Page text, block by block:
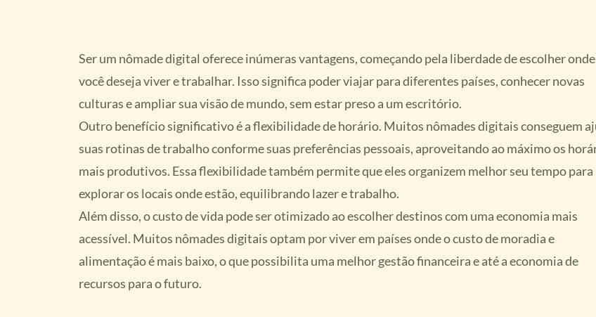
Ser um nômade digital oferece inúmeras vantagens, começando pela liberdade de escolher onde
você deseja viver e trabalhar. Isso significa poder viajar para diferentes países, conhecer novas
culturas e ampliar sua visão de mundo, sem estar preso a um escritório.
Outro benefício significativo é a flexibilidade de horário. Muitos nômades digitais conseguem
suas rotinas de trabalho conforme suas preferências pessoais, aproveitando ao máximo os
mais produtivos. Essa flexibilidade também permite que eles organizem melhor seu tempo para
explorar os locais onde estão, equilibrando lazer e trabalho.
Além disso, o custo de vida pode ser otimizado ao escolher destinos com uma economia mais
acessível. Muitos nômades digitais optam por viver em países onde o custo de moradia e
alimentação é mais baixo, o que possibilita uma melhor gestão financeira e até a economia de
recursos para o futuro.